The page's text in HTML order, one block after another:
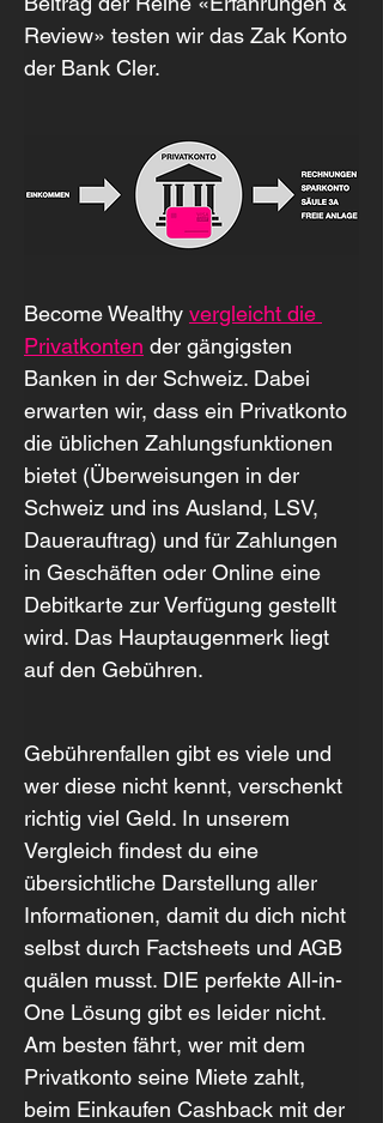
Review» testen wir das Zak Konto
der Bank Cler.
Become Wealthy vergleicht die
Privatkonten der gängigsten
Banken in der Schweiz. Dabei
erwarten wir, dass ein Privatkonto
die üblichen Zahlungsfunktionen
bietet (Überweisungen in der
Schweiz und ins Ausland, LSV,
Dauerauftrag) und für Zahlungen
in Geschäften oder Online eine
Debitkarte zur Verfügung gestellt
wird. Das Hauptaugenmerk liegt
auf den Gebühren.
Gebührenfallen gibt es viele und
wer diese nicht kennt, verschenkt
richtig viel Geld. In unserem
Vergleich findest du eine
übersichtliche Darstellung aller
Informationen, damit du dich nicht
selbst durch Factsheets und AGB
quälen musst. DIE perfekte All-in-
One Lösung gibt es leider nicht.
Am besten fährt, wer mit dem
Privatkonto seine Miete zahlt,
beim Einkaufen Cashback mit der